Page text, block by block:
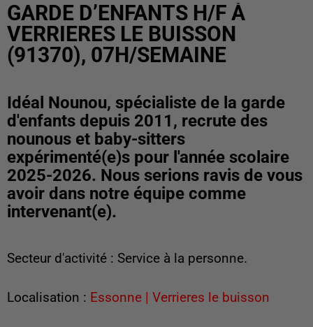
GARDE D’ENFANTS H/F À
VERRIERES LE BUISSON
(91370), 07H/SEMAINE
Idéal Nounou, spécialiste de la garde
d'enfants depuis 2011, recrute des
nounous et baby-sitters
expérimenté(e)s pour l'année scolaire
2025-2026. Nous serions ravis de vous
avoir dans notre équipe comme
intervenant(e).
Secteur d'activité : Service à la personne.
Localisation : Essonne | Verrieres le buisson